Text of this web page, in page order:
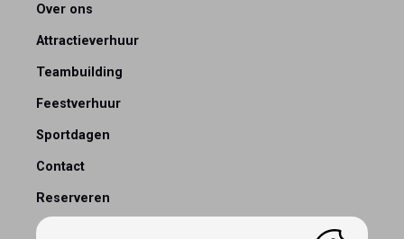
Over ons
Attractieverhuur
Teambuilding
Feestverhuur
Sportdagen
Contact
Reserveren